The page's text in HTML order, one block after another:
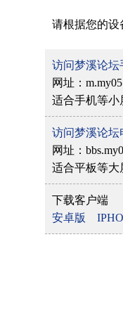
请根据您的设
访问梦溪论坛
网址：
适合手机等小
访问梦溪论坛
网址：
适合平板等大
下载客户端
安卓版